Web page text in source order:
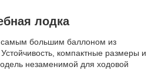
лодка
большим баллоном из
компактные размеры и
незаменимой для ходовой